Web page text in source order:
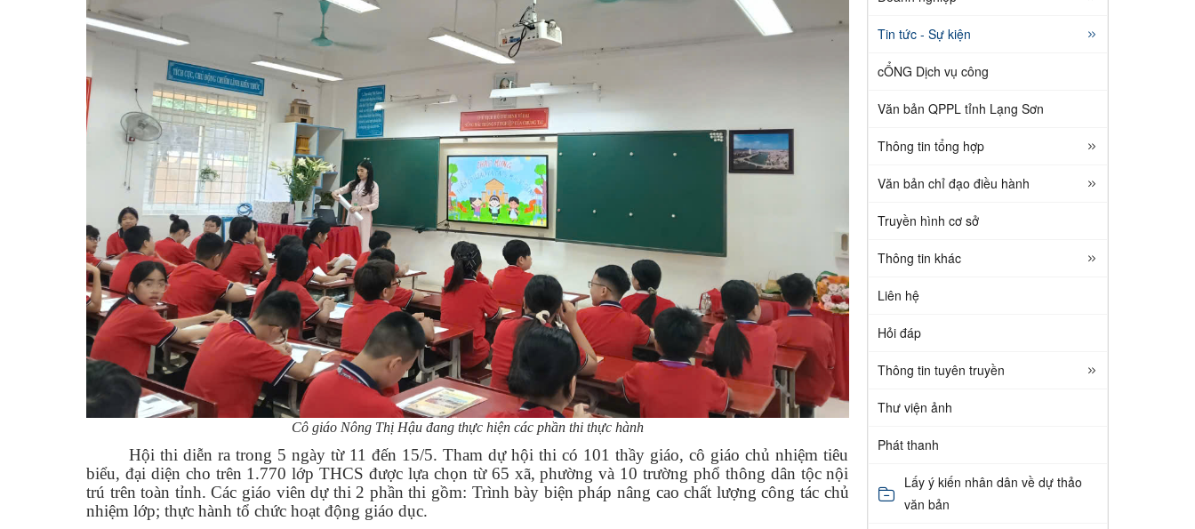
Cô giáo Nông Thị Hậu đang thực hiện các phần thi thực hành
Hội thi diễn ra trong 5 ngày từ 11 đến 15/5. Tham dự hội thi có 101 thầy giáo, cô giáo chủ nhiệm tiêu
biểu, đại diện cho trên 1.770 lớp THCS được lựa chọn từ 65 xã, phường và 10 trường phổ thông dân tộc nội
trú trên toàn tỉnh. Các giáo viên dự thi 2 phần thi gồm: Trình bày biện pháp nâng cao chất lượng công tác chủ
nhiệm lớp; thực hành tổ chức hoạt động giáo dục.
Tin tức - Sự kiện
cỔNG Dịch vụ công
Văn bản QPPL tỉnh Lạng Sơn
Thông tin tổng hợp
Văn bản chỉ đạo điều hành
Truyền hình cơ sở
Thông tin khác
Liên hệ
Hỏi đáp
Thông tin tuyên truyền
Thư viện ảnh
Phát thanh
Lấy ý kiến nhân dân về dự thảo
văn bản